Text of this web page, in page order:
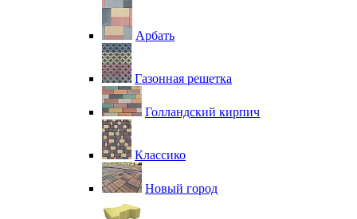
Арбать
Газонная решетка
Голландский кирпич
Классико
Новый город